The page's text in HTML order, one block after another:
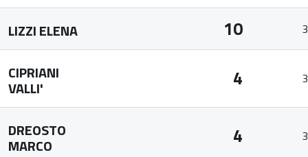
LIZZI ELENA 10
CIPRIANI
VALLI' 4
DREOSTO
MARCO 4